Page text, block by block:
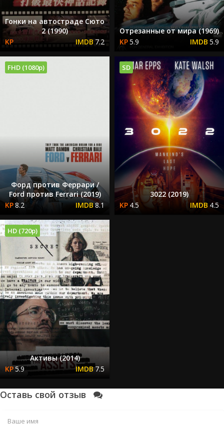
Гонки на автостраде Сюто
2 (1990)
7.2
Отрезанные от мира (1969)
5.9
5.9
FHD (1080p)
Форд против Феррари /
Ford против Ferrari (2019)
8.2
8.1
SD
3022 (2019)
4.5
4.5
HD (720p)
Активы (2014)
5.9
7.5
Оставь свой отзыв